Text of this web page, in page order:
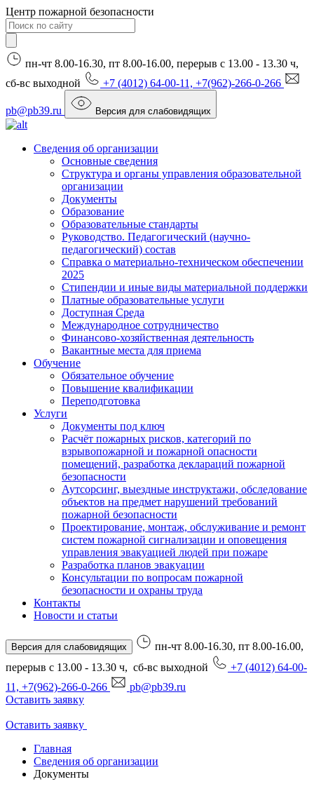
Центр пожарной безопасности
пн-чт 8.00-16.30, пт 8.00-16.00, перерыв с 13.00 - 13.30 ч,
сб-вс выходной
+7 (4012) 64-00-11, +7(962)-266-0-266
pb@pb39.ru Версия для слабовидящих
Сведения об организации
Основные сведения
Структура и органы управления образовательной
организации
Документы
Образование
Образовательные стандарты
Руководство. Педагогический (научно-
педагогический) состав
Справка о материально-техническом обеспечении
2025
Стипендии и иные виды материальной поддержки
Платные образовательные услуги
Доступная Среда
Международное сотрудничество
Финансово-хозяйственная деятельность
Вакантные места для приема
Обучение
Обязательное обучение
Повышение квалификации
Переподготовка
Услуги
Документы под ключ
Расчёт пожарных рисков, категорий по
взрывопожарной и пожарной опасности
помещений, разработка деклараций пожарной
безопасности
Аутсорсинг, выездные инструктажи, обследование
объектов на предмет нарушений требований
пожарной безопасности
Проектирование, монтаж, обслуживание и ремонт
систем пожарной сигнализации и оповещения
управления эвакуацией людей при пожаре
Разработка планов эвакуации
Консультации по вопросам пожарной
безопасности и охраны труда
Контакты
Новости и статьи
Версия для слабовидящих
пн-чт 8.00-16.30, пт 8.00-16.00,
перерыв с 13.00 - 13.30 ч, сб-вс выходной
+7 (4012) 64-00-
11, +7(962)-266-0-266
pb@pb39.ru
Оставить заявку
Оставить заявку
Главная
Сведения об организации
Документы